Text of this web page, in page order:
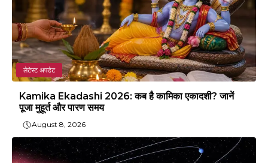
लेटेस्ट अपडेट
Kamika Ekadashi 2026: कब है कामिका एकादशी? जानें
पूजा मुहूर्त और पारण समय
August 8, 2026